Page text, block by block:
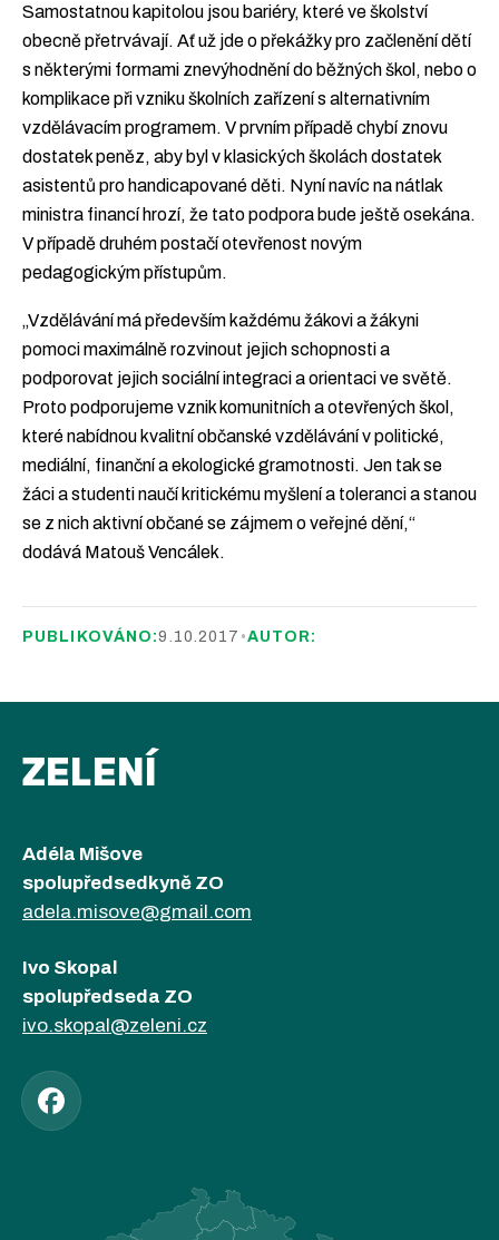
Samostatnou kapitolou jsou bariéry, které ve školství
obecně přetrvávají. Ať už jde o překážky pro začlenění dětí
s některými formami znevýhodnění do běžných škol, nebo o
komplikace při vzniku školních zařízení s alternativním
vzdělávacím programem. V prvním případě chybí znovu
dostatek peněz, aby byl v klasických školách dostatek
asistentů pro handicapované děti. Nyní navíc na nátlak
ministra financí hrozí, že tato podpora bude ještě osekána.
V případě druhém postačí otevřenost novým
pedagogickým přístupům.
„Vzdělávání má především každému žákovi a žákyni
pomoci maximálně rozvinout jejich schopnosti a
podporovat jejich sociální integraci a orientaci ve světě.
Proto podporujeme vznik komunitních a otevřených škol,
které nabídnou kvalitní občanské vzdělávání v politické,
mediální, finanční a ekologické gramotnosti. Jen tak se
žáci a studenti naučí kritickému myšlení a toleranci a stanou
se z nich aktivní občané se zájmem o veřejné dění,“
dodává Matouš Vencálek.
PUBLIKOVÁNO:9.10.2017 •AUTOR:
ZELENÍ
Adéla Mišove
spolupředsedkyně ZO
adela.misove@gmail.com
Ivo Skopal
spolupředseda ZO
ivo.skopal@zeleni.cz